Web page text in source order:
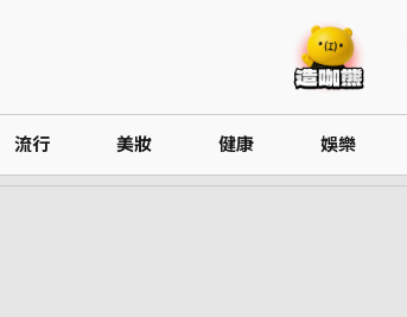
流行 美妝 健康 娛樂